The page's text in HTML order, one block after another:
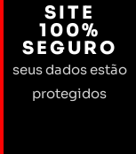
SITE
100%
SEGURO
seus dados estão
protegidos